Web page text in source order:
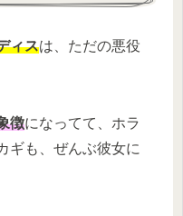
ィスは、ただの悪役
徴になってて、ホラ
ギも、ぜんぶ彼女に